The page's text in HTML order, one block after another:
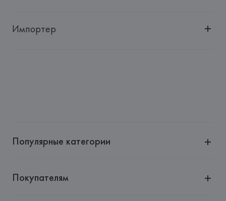
Импортер
Популярные категории
Покупателям